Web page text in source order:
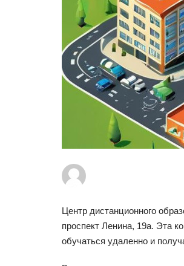
Центр дистанционного
проспект Ленина, 19а. Эта
обучаться удаленно и